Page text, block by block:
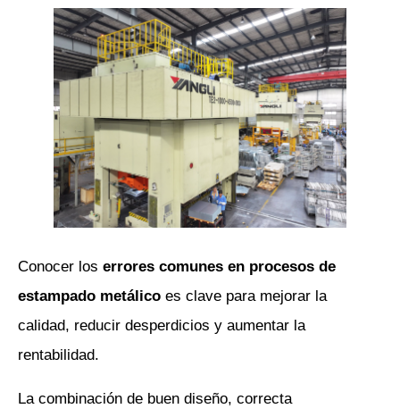
Conocer los errores comunes en procesos de
estampado metálico es clave para mejorar la
calidad, reducir desperdicios y aumentar la
rentabilidad.
La combinación de buen diseño, correcta